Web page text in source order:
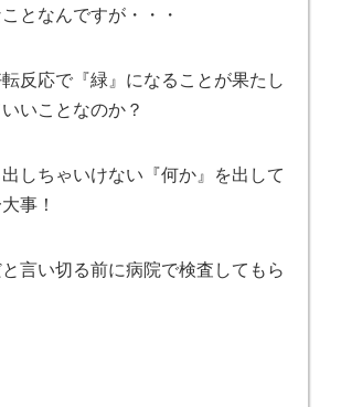
となんですが・・・
反応で『緑』になることが果たし
いことなのか？
しちゃいけない『何か』を出して
事！
言い切る前に病院で検査してもら